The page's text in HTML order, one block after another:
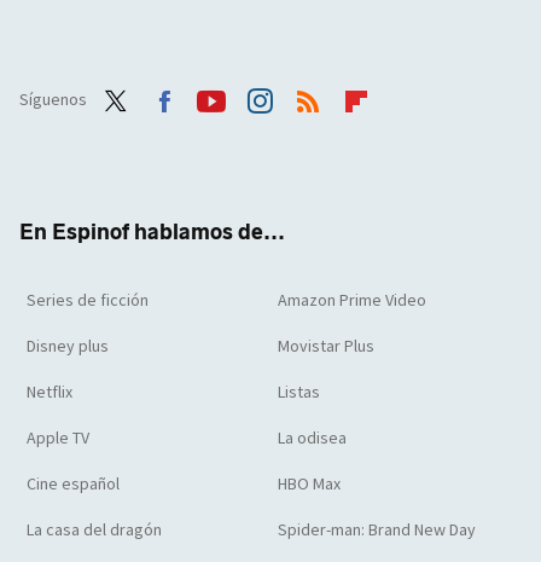
Síguenos
En Espinof hablamos de...
Series de ficción Amazon Prime Video
Disney plus Movistar Plus
Netflix Listas
Apple TV La odisea
Cine español HBO Max
La casa del dragón Spider-man: Brand New Day